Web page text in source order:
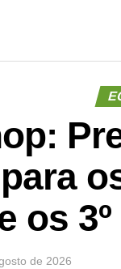
os
de 2026